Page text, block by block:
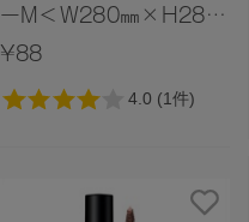
ーM＜W280㎜×H280
㎜×D110㎜＞
¥88